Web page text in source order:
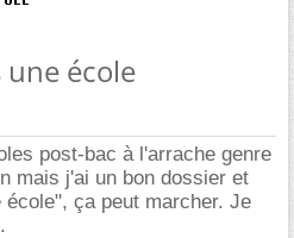
une école
post-bac à l'arrache genre
mais j'ai un bon dossier et
ça peut marcher. Je